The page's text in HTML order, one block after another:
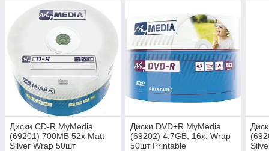
Диски CD-R MyMedia
(69201) 700MB 52x Matt
Silver Wrap 50шт
Диски DVD+R MyMedia
(69202) 4.7GB, 16x, Wrap
50шт Printable